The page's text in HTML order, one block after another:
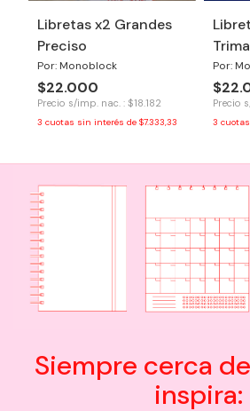
Libretas x2 Grandes
Preciso
Por: Monoblock
$22.000
Precio s/imp. nac. : $18.182
3 cuotas sin interés de $7.333,33
Por:
Precio
3
Siempre cerca
inspira: